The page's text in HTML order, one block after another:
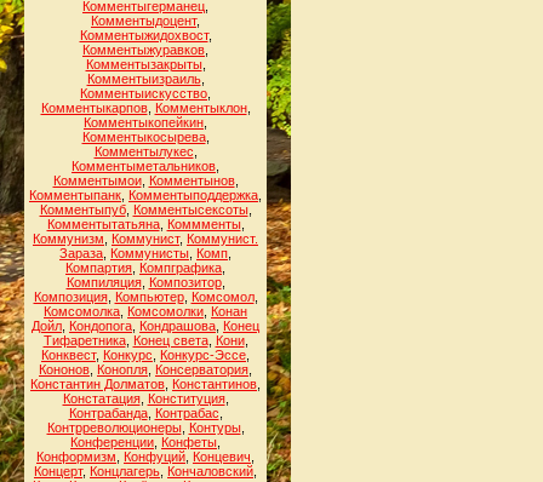
Комментыгерманец
Комментыдоцент,
Комментыжидохвост,
Комментыжуравков
Комментызакрыты,
Комментыизраиль,
Комментыискусство
Комментыкарпов, Комментыклон,
Комментыкопейкин
Комментыкосырева,
Комментылукес
Комментыметальников
Комментымои, Комментынов,
Комментыпанк Комментыподдержка
Комментыпуб, Комментысексоты,
Комментытатьяна, Коммменты,
Коммунизм
Коммунист, Коммунист.
Зараза Коммунисты Комп
Компартия Компграфика
Компиляция, Композитор,
Композиция, Компьютер, Комсомол,
Комсомолка Комсомолки Конан
Дойл Кондопога Кондрашова Конец
Тифаретника, Конец света, Кони,
Конквест, Конкурс Конкурс-Эссе
Кононов Конопля Консерватория
Константин Долматов Константинов
Констатация, Конституция,
Контрабанда, Контрабас
Контрреволюционеры, Контуры,
Конференции Конфеты
Конформизм
Конфуций Концевич
Концерт, Концлагерь Кончаловский